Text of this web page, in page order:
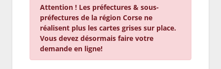
Attention ! Les préfectures & sous-
préfectures de la région Corse ne
réalisent plus les cartes grises sur place.
Vous devez désormais faire votre
demande en ligne!